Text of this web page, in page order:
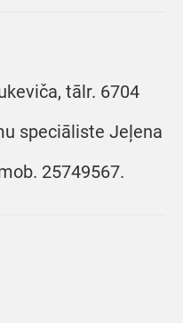
tālr. 6704
speciāliste Jeļena
25749567.